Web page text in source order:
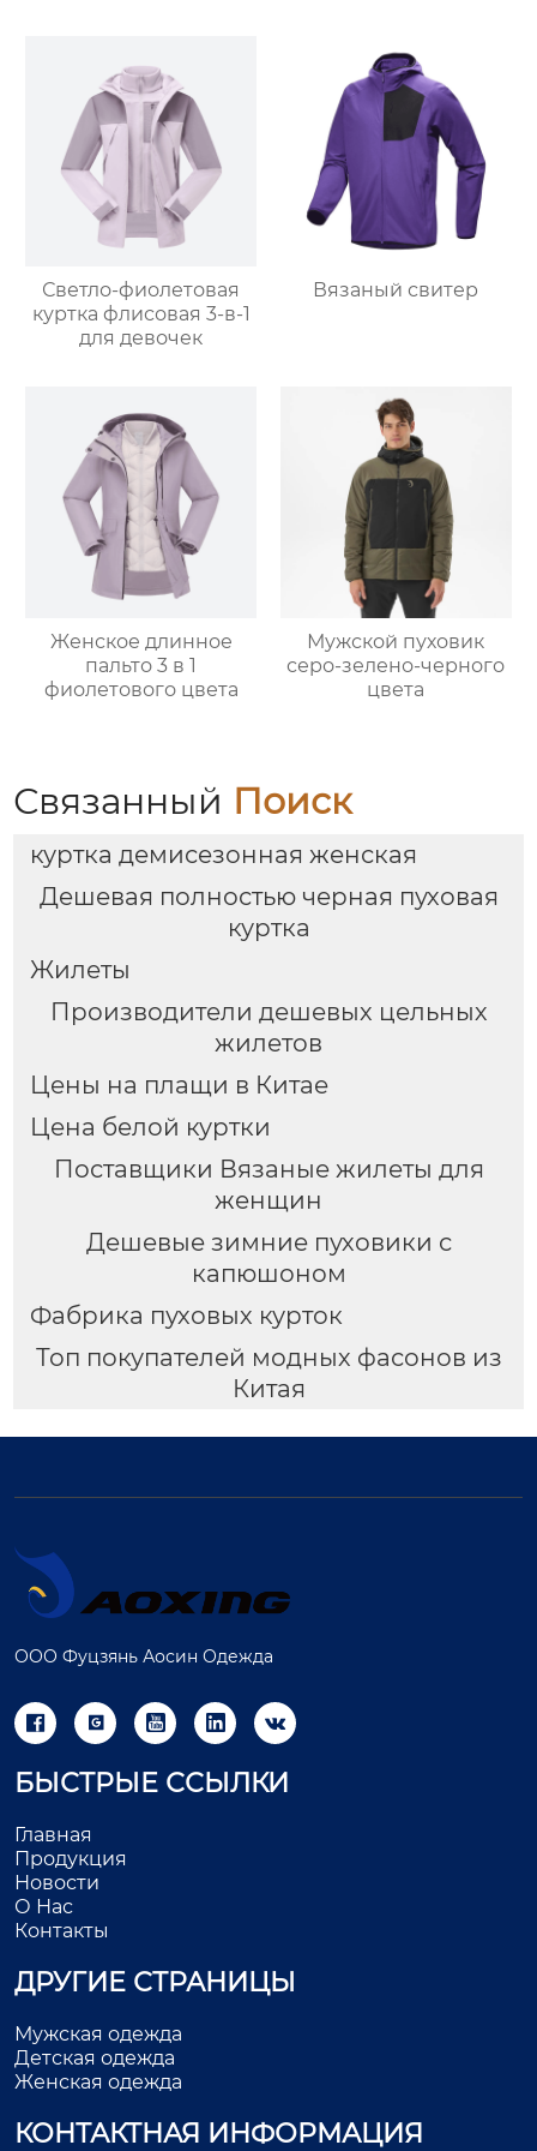
Светло-фиолетовая
куртка флисовая 3-в-1
для девочек
Вязаный свитер
Женское длинное
пальто 3 в 1
фиолетового цвета
Мужской пуховик
серо-зелено-черного
цвета
Связанный Поиск
куртка демисезонная женская
Дешевая полностью черная пуховая
куртка
Жилеты
Производители дешевых цельных
жилетов
Цены на плащи в Китае
Цена белой куртки
Поставщики Вязаные жилеты для
женщин
Дешевые зимние пуховики с
капюшоном
Фабрика пуховых курток
Топ покупателей модных фасонов из
Китая
ООО Фуцзянь Аосин Одежда
    
БЫСТРЫЕ ССЫЛКИ
Главная
Продукция
Новости
О Нас
Контакты
ДРУГИЕ СТРАНИЦЫ
Мужская одежда
Детская одежда
Женская одежда
КОНТАКТНАЯ ИНФОРМАЦИЯ